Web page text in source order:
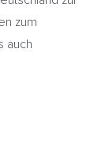
zum
auch